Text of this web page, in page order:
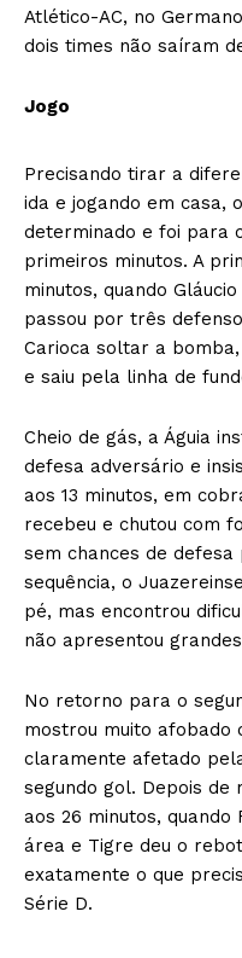
Atlético-AC, no
dois times não saíram
Jogo
Precisando tirar a
ida e jogando em casa,
determinado e foi para
primeiros minutos. A
minutos, quando
passou por três
Carioca soltar a
e saiu pela linha de
Cheio de gás, a Águia
defesa adversário e
aos 13 minutos, em
recebeu e chutou com
sem chances de
sequência, o
pé, mas encontrou
não apresentou
No retorno para o
mostrou muito afobado
claramente afetado
segundo gol. Depois de
aos 26 minutos, quando
área e Tigre deu o
exatamente o que
Série D.